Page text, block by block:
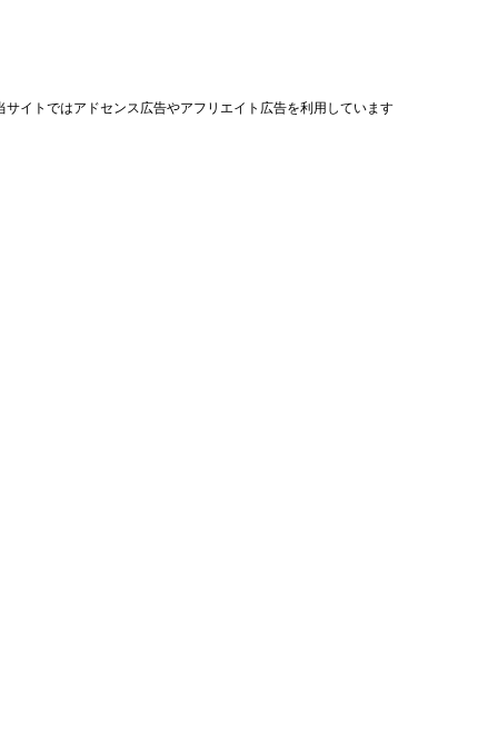
サイトではアドセンス広告やアフリエイト広告を利用しています